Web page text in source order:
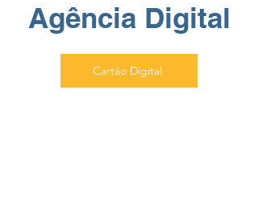
Agência Digital
Cartão Digital